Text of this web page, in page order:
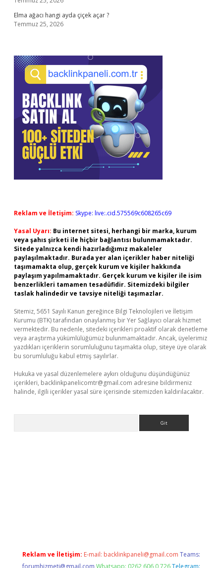
Elma ağacı hangi ayda çiçek açar ?
Temmuz 25, 2026
Reklam ve İletişim: Skype: live:.cid.575569c608265c69
Yasal Uyarı: Bu internet sitesi, herhangi bir marka, kurum
veya şahıs şirketi ile hiçbir bağlantısı bulunmamaktadır.
Sitede yalnızca kendi hazırladığımız makaleler
paylaşılmaktadır. Burada yer alan içerikler haber niteliği
taşımamakta olup, gerçek kurum ve kişiler hakkında
paylaşım yapılmamaktadır. Gerçek kurum ve kişiler ile isim
benzerlikleri tamamen tesadüfidir. Sitemizdeki bilgiler
taslak halindedir ve tavsiye niteliği taşımazlar.
Sitemiz, 5651 Sayılı Kanun gereğince Bilgi Teknolojileri ve İletişim
Kurumu (BTK) tarafından onaylanmış bir Yer Sağlayıcı olarak hizmet
vermektedir. Bu nedenle, sitedeki içerikleri proaktif olarak denetleme
veya araştırma yükümlülüğümüz bulunmamaktadır. Ancak, üyelerimiz
yazdıkları içeriklerin sorumluluğunu taşımakta olup, siteye üye olarak
bu sorumluluğu kabul etmiş sayılırlar.
Hukuka ve yasal düzenlemelere aykırı olduğunu düşündüğünüz
içerikleri, backlinkpanelicomtr@gmail.com adresine bildirmeniz
halinde, ilgili içerikler yasal süre içerisinde sitemizden kaldırılacaktır.
Reklam ve İletişim: E-mail: backlinkpaneli@gmail.com Teams:
forumhizmeti@gmail.com Whatsapp: 0262 606 0 726 Telegram: